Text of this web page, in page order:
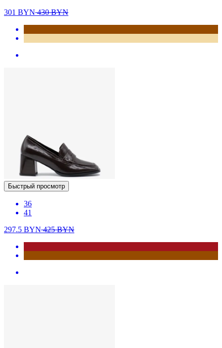
301 BYN430BYN
Быстрый просмотр
36
41
297.5 BYN425BYN